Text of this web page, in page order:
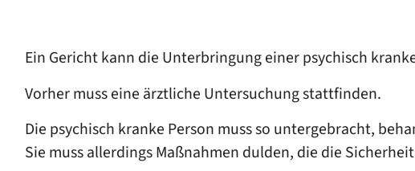
Ein Gericht kann die Unterbringung einer psychisch
Vorher muss eine ärztliche Untersuchung stattfinden.
Die psychisch kranke Person muss so untergebracht,
Sie muss allerdings Maßnahmen dulden, die die